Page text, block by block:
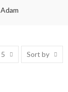
Adam
5 Sort by